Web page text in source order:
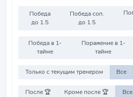
Победа
до 1.5
Победа соп.
до 1.5
Победа в 1-
тайме
Поражение в 1-
тайме
Только с текущим тренером Все
После 🏆 Кроме после 🏆 Все